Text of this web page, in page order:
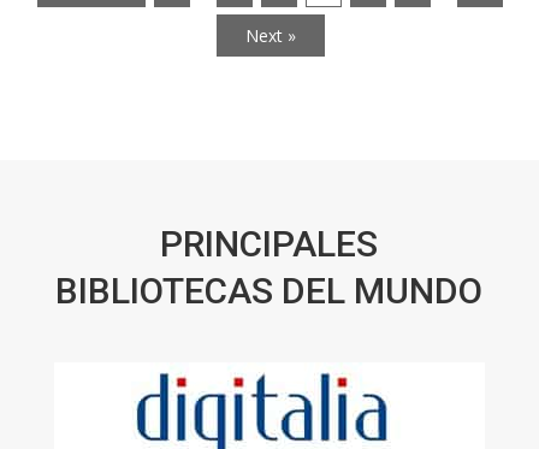
Next »
PRINCIPALES
BIBLIOTECAS DEL MUNDO